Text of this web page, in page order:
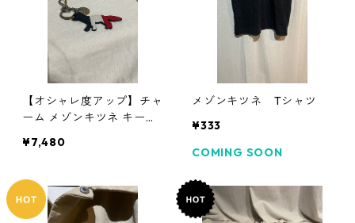
【オシャレ度アップ】チャ
ーム メゾンキツネ キーホ
¥7,480
メゾンキツネ Tシャツ
¥333
COMING SOON